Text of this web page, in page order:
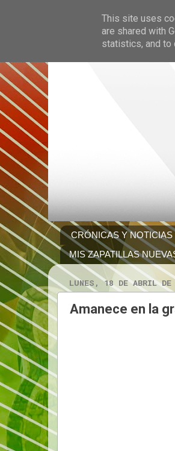
CRÓNICAS Y NOTICIAS
MIS ZAPATILLAS
LUNES, 18 DE ABRIL DE
Amanece en la
This site uses
are shared with
statistics, and to